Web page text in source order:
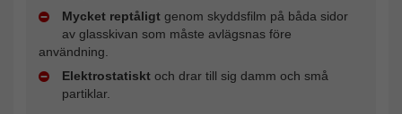
Mycket reptåligt genom skyddsfilm på båda sidor
av glasskivan som måste avlägsnas före
användning.
Elektrostatiskt och drar till sig damm och små
partiklar.